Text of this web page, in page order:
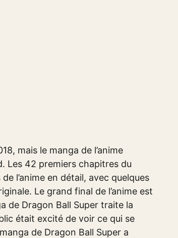
mais le manga de l’anime
Les 42 premiers chapitres du
l’anime en détail, avec quelques
Le grand final de l’anime est
de Dragon Ball Super traite la
était excité de voir ce qui se
de Dragon Ball Super a